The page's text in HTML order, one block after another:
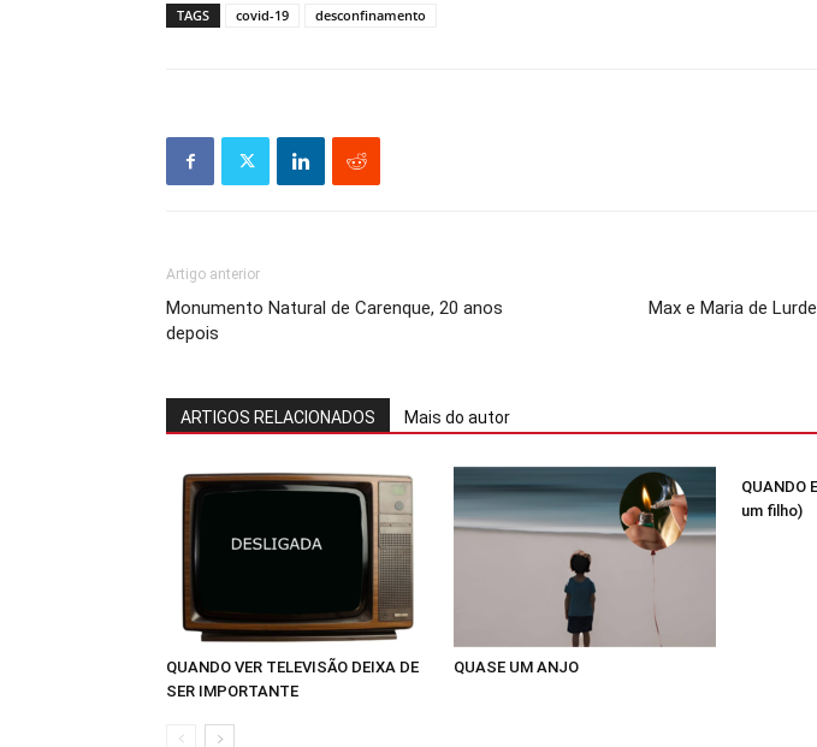
TAGS covid-19 desconfinamento
Artigo anterior
Monumento Natural de Carenque, 20 anos
depois
Max e Maria de
ARTIGOS RELACIONADOS Mais do autor
QUANDO VER TELEVISÃO DEIXA DE
SER IMPORTANTE
QUASE UM ANJO
QUANDO
um filho)